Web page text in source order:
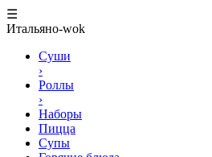
☰
Итальяно-wok
Суши
›
Роллы
›
Наборы
Пицца
Супы